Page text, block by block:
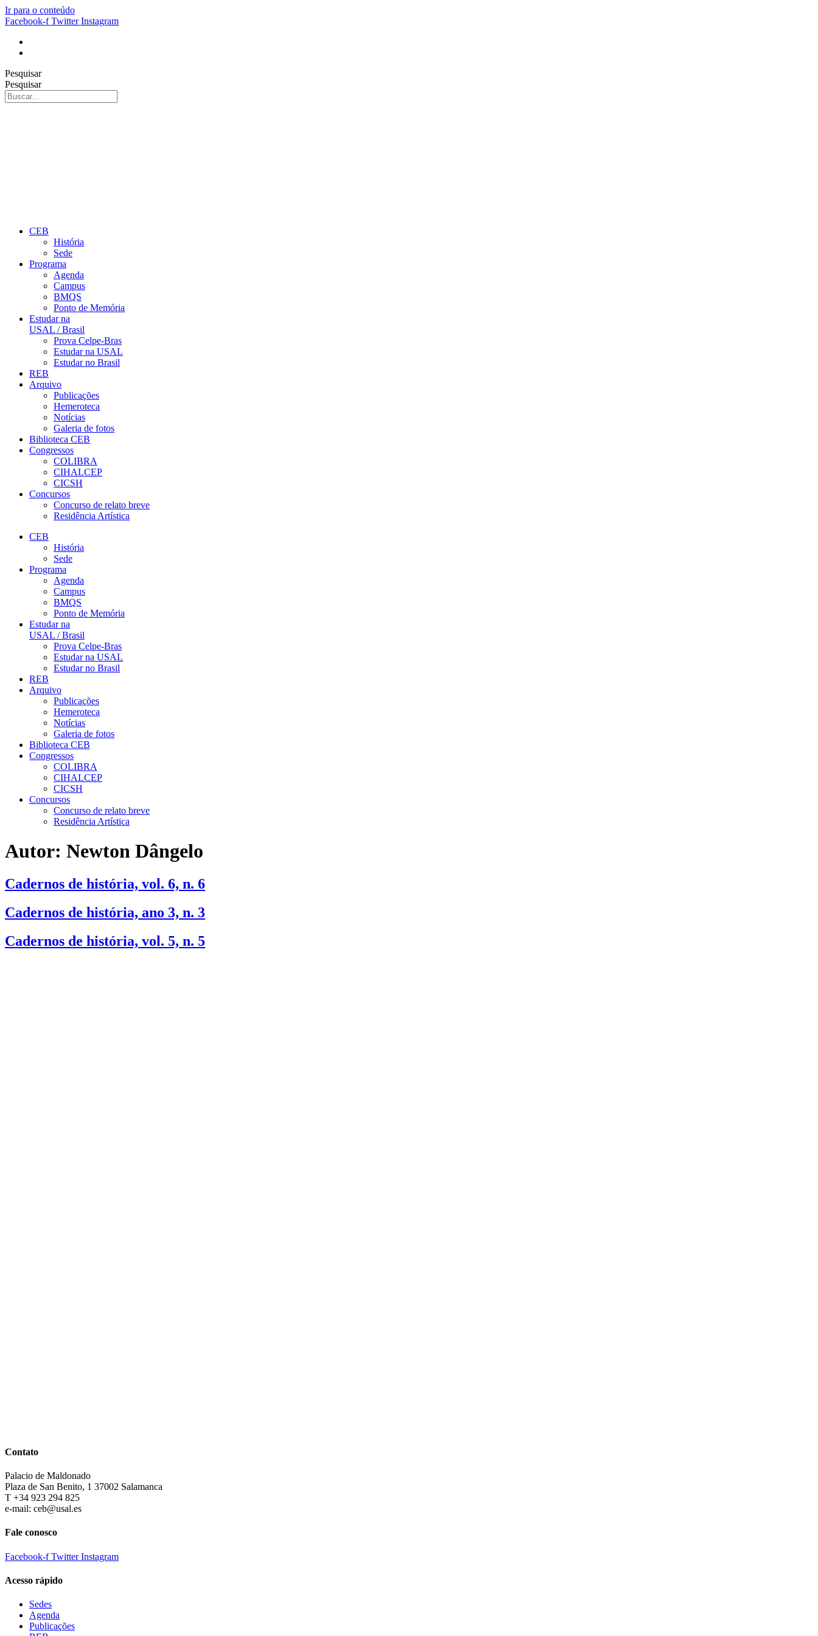
Ir para o conteúdo
Facebook-f Twitter Instagram
Pesquisar
Pesquisar
CEB
História
Sede
Programa
Agenda
Campus
BMQS
Ponto de Memória
Estudar na
USAL / Brasil
Prova Celpe-Bras
Estudar na USAL
Estudar no Brasil
REB
Arquivo
Publicações
Hemeroteca
Notícias
Galeria de fotos
Biblioteca CEB
Congressos
COLIBRA
CIHALCEP
CICSH
Concursos
Concurso de relato breve
Residência Artística
CEB
História
Sede
Programa
Agenda
Campus
BMQS
Ponto de Memória
Estudar na
USAL / Brasil
Prova Celpe-Bras
Estudar na USAL
Estudar no Brasil
REB
Arquivo
Publicações
Hemeroteca
Notícias
Galeria de fotos
Biblioteca CEB
Congressos
COLIBRA
CIHALCEP
CICSH
Concursos
Concurso de relato breve
Residência Artística
Autor: Newton Dângelo
Cadernos de história, vol. 6, n. 6
Cadernos de história, ano 3, n. 3
Cadernos de história, vol. 5, n. 5
Contato
Palacio de Maldonado
Plaza de San Benito, 1 37002 Salamanca
T +34 923 294 825
e-mail: ceb@usal.es
Fale conosco
Facebook-f Twitter Instagram
Acesso rápido
Sedes
Agenda
Publicações